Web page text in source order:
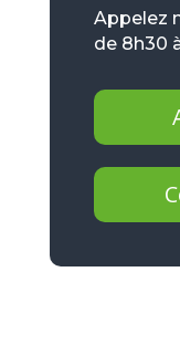
Appelez
de 8h30